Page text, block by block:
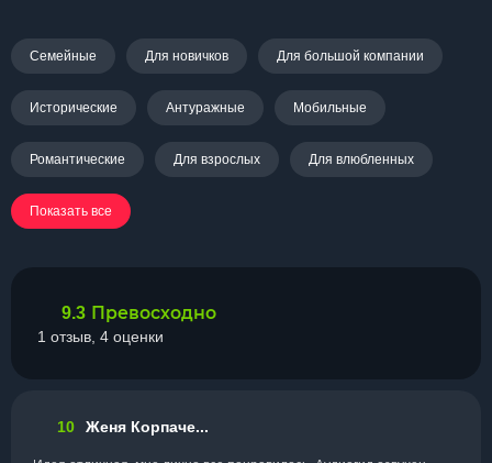
Семейные Для новичков Для большой компании
Исторические Антуражные Мобильные
Романтические Для взрослых Для влюбленных
Показать все
9.3 Превосходно
1 отзыв, 4 оценки
10 Женя Корпаче...